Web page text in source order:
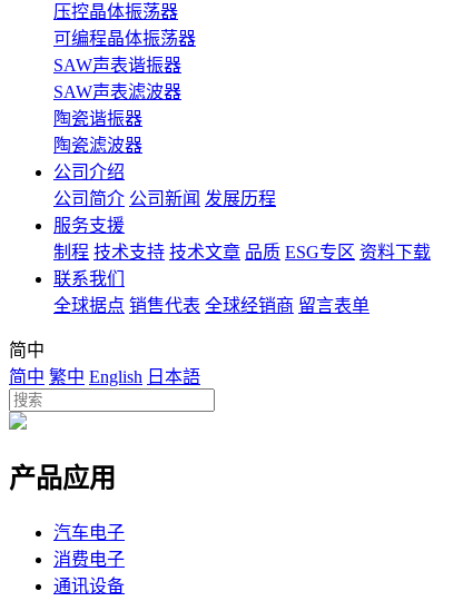
压控晶体振荡器
可编程晶体振荡器
SAW声表谐振器
SAW声表滤波器
陶瓷谐振器
陶瓷滤波器
公司介绍
公司简介 公司新闻 发展历程
服务支援
制程 技术支持 技术文章 品质 ESG专区 资料下载
联系我们
全球据点 销售代表 全球经销商 留言表单
简中
简中 繁中 English 日本語
产品应用
汽车电子
消费电子
通讯设备